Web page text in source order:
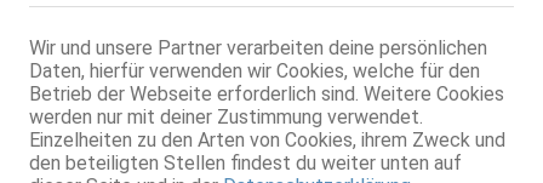
Wir und unsere Partner verarbeiten deine persönlichen
Daten, hierfür verwenden wir Cookies, welche für den
Betrieb der Webseite erforderlich sind. Weitere Cookies
werden nur mit deiner Zustimmung verwendet.
Einzelheiten zu den Arten von Cookies, ihrem Zweck und
den beteiligten Stellen findest du weiter unten auf
Telefon:
0043-1-904-2040
Homepage:
http://www.fun-palast.at